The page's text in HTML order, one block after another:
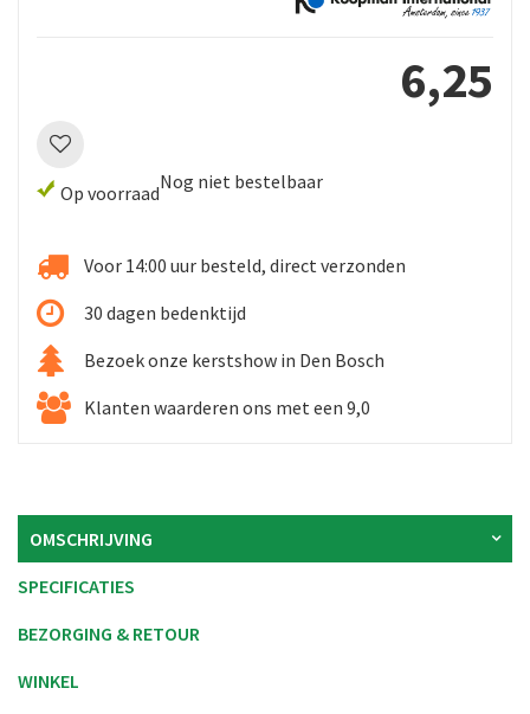
6,25
Op voorraadNog niet bestelbaar
Voor 14:00 uur besteld, direct verzonden
30 dagen bedenktijd
Bezoek onze kerstshow in Den Bosch
Klanten waarderen ons met een 9,0
OMSCHRIJVING
SPECIFICATIES
BEZORGING & RETOUR
WINKEL